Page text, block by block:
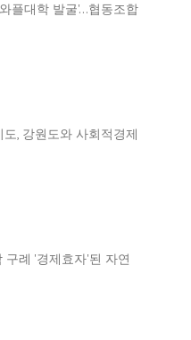
플대학 발굴'…협동조합
도, 강원도와 사회적경제
구례 '경제효자'된 자연